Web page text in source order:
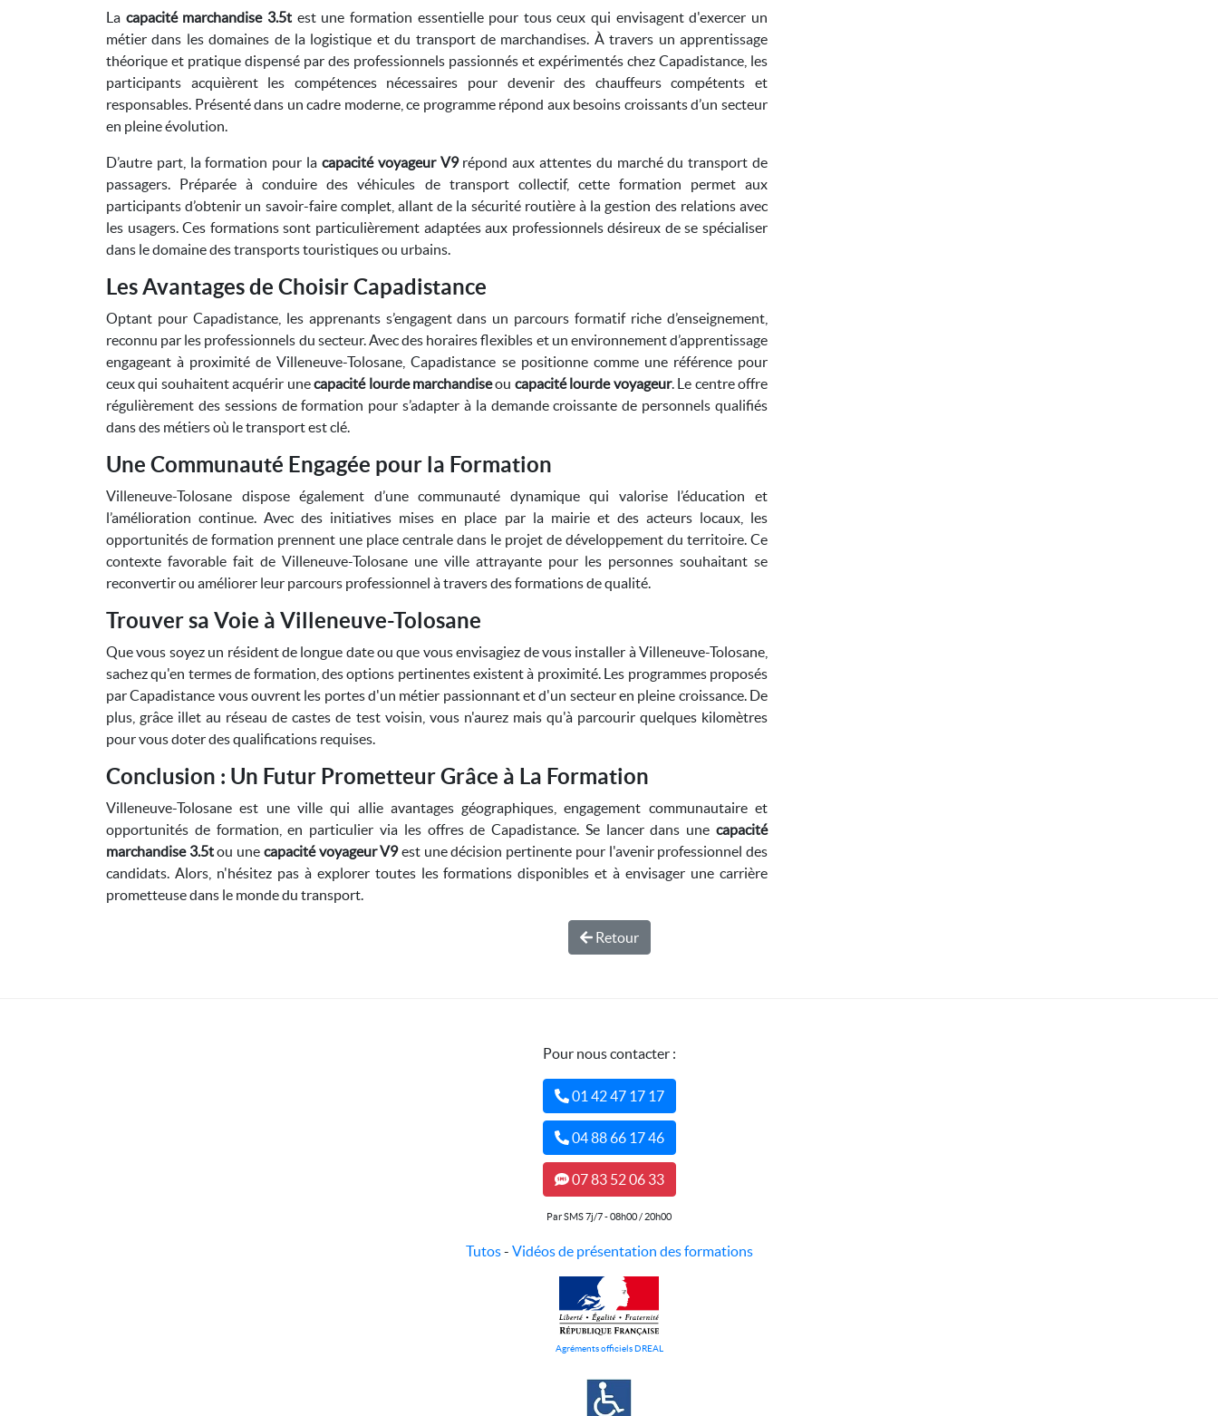
La capacité marchandise 3.5test une formation essentielle pour tous ceux qui envisagent d'exercer un
métier dans les domaines de la logistique et du transport de marchandises. À travers un apprentissage
théorique et pratique dispensé par des professionnels passionnés et expérimentés chez Capadistance, les
participants acquièrent les compétences nécessaires pour devenir des chauffeurs compétents et
responsables. Présenté dans un cadre moderne, ce programme répond aux besoins croissants d’un secteur
en pleine évolution.
D’autre part, la formation pour la capacité voyageur V9répond aux attentes du marché du transport de
passagers. Préparée à conduire des véhicules de transport collectif, cette formation permet aux
participants d’obtenir un savoir-faire complet, allant de la sécurité routière à la gestion des relations avec
les usagers. Ces formations sont particulièrement adaptées aux professionnels désireux de se spécialiser
dans le domaine des transports touristiques ou urbains.
Les Avantages de Choisir Capadistance
Optant pour Capadistance, les apprenants s’engagent dans un parcours formatif riche d’enseignement,
reconnu par les professionnels du secteur. Avec des horaires flexibles et un environnement d’apprentissage
engageant à proximité de Villeneuve-Tolosane, Capadistance se positionne comme une référence pour
ceux qui souhaitent acquérir unecapacité lourde marchandiseou capacité lourde voyageur. Le centre offre
régulièrement des sessions de formation pour s’adapter à la demande croissante de personnels qualifiés
dans des métiers où le transport est clé.
Une Communauté Engagée pour la Formation
Villeneuve-Tolosane dispose également d’une communauté dynamique qui valorise l’éducation et
l’amélioration continue. Avec des initiatives mises en place par la mairie et des acteurs locaux, les
opportunités de formation prennent une place centrale dans le projet de développement du territoire. Ce
contexte favorable fait de Villeneuve-Tolosane une ville attrayante pour les personnes souhaitant se
reconvertir ou améliorer leur parcours professionnel à travers des formations de qualité.
Trouver sa Voie à Villeneuve-Tolosane
Que vous soyez un résident de longue date ou que vous envisagiez de vous installer à Villeneuve-Tolosane,
sachez qu'en termes de formation, des options pertinentes existent à proximité. Les programmes proposés
par Capadistance vous ouvrent les portes d'un métier passionnant et d'un secteur en pleine croissance. De
plus, grâce illet au réseau de castes de test voisin, vous n'aurez mais qu'à parcourir quelques kilomètres
pour vous doter des qualifications requises.
Conclusion : Un Futur Prometteur Grâce à La Formation
Villeneuve-Tolosane est une ville qui allie avantages géographiques, engagement communautaire et
opportunités de formation, en particulier via les offres de Capadistance. Se lancer dans une capacité
marchandise 3.5tou une capacité voyageur V9est une décision pertinente pour l'avenir professionnel des
candidats. Alors, n'hésitez pas à explorer toutes les formations disponibles et à envisager une carrière
prometteuse dans le monde du transport.
Retour
Pour nous contacter :
01 42 47 17 17
04 88 66 17 46
07 83 52 06 33
Par SMS 7j/7 - 08h00 / 20h00
Tutos- Vidéos de présentation des formations
Agréments officiels DREAL